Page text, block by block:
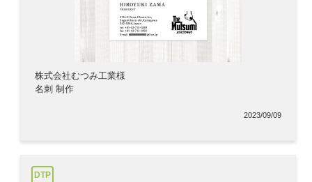
株式会社むつみ工業様
名刺 制作
2023/09/09
DTP